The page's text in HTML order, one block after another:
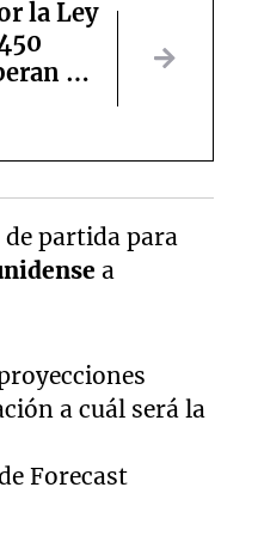
la Ley
en
partida para
a
a cuál será la
Forecast